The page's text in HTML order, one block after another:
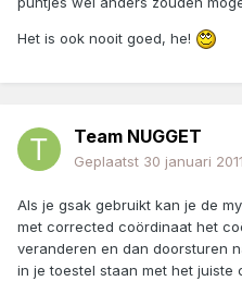
Het is ook nooit goed, he!
Team NUGGET
Geplaatst 30 januari 2011
Als je gsak gebruikt kan je de
met corrected coördinaat het
veranderen en dan doorsturen
in je toestel staan met het juiste